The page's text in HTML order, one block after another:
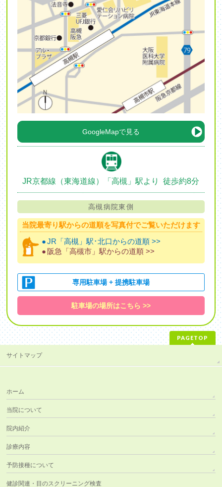
GoogleMapで見る
JR京都線（東海道線） 「高槻」駅より徒歩約8分
高槻病院東側
当院最寄り駅からの道順を写真付でご覧いただけます
●JR「高槻」駅･北口からの道順 >>
● 阪急「高槻市」駅からの道順 >>
専用駐車場 + 提携駐車場
駐車場の場所はこちら >>
PAGETOP
サイトマップ
ホーム
当院について
院内紹介
診療内容
予防接種について
健診関連・目のスクリーニング検査